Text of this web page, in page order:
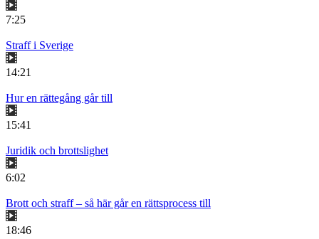
7:25
Straff i Sverige
14:21
Hur en rättegång går till
15:41
Juridik och brottslighet
6:02
Brott och straff – så här går en rättsprocess till
18:46